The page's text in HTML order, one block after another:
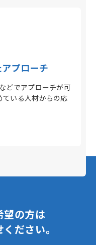
プローチ
どでアプローチが可
いる人材からの応
望の方は
ださい。